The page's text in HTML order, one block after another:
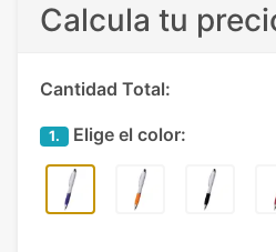
Calcula tu
Cantidad Total:
1. Elige el color: